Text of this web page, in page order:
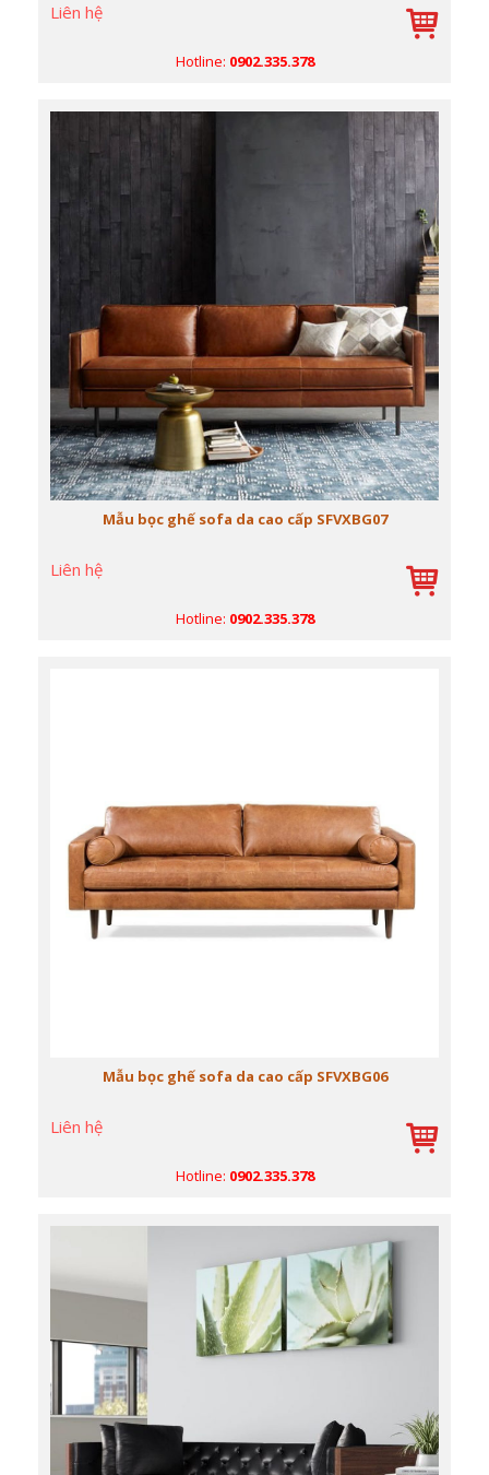
Liên hệ
Hotline: 0902.335.378
Mẫu bọc ghế sofa da cao cấp SFVXBG07
Liên hệ
Hotline: 0902.335.378
Mẫu bọc ghế sofa da cao cấp SFVXBG06
Liên hệ
Hotline: 0902.335.378